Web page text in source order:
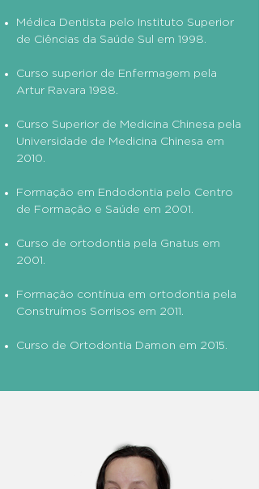
Médica Dentista pelo Instituto Superior
de Ciências da Saúde Sul em 1998.
Curso superior de Enfermagem pela
Artur Ravara 1988.
Curso Superior de Medicina Chinesa pela
Universidade de Medicina Chinesa em
2010.
Formação em Endodontia pelo Centro
de Formação e Saúde em 2001.
Curso de ortodontia pela Gnatus em
2001.
Formação contínua em ortodontia pela
Construímos Sorrisos em 2011.
Curso de Ortodontia Damon em 2015.